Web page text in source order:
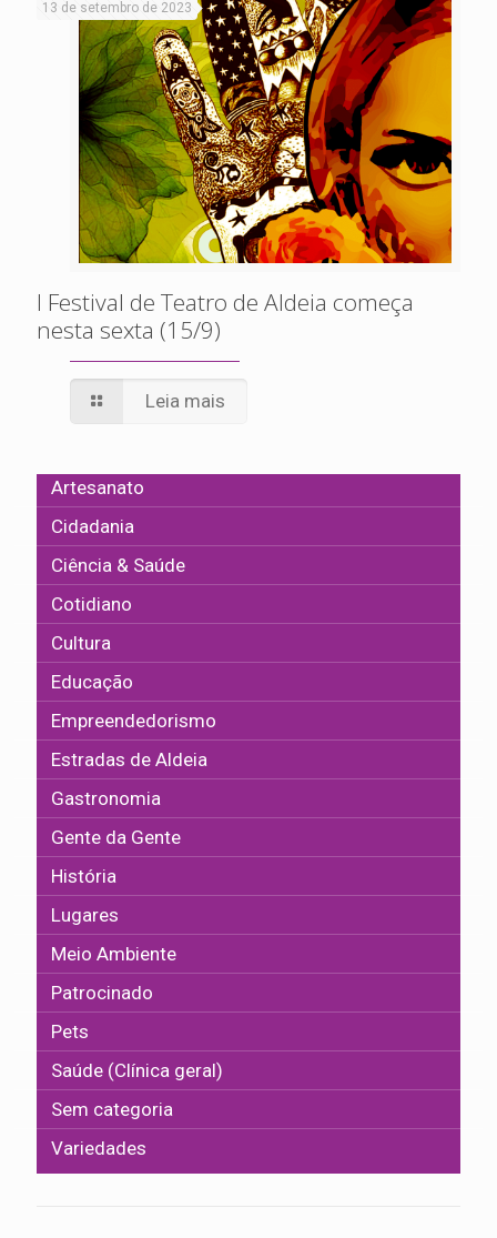
13 de setembro de 2023
I Festival de Teatro de Aldeia começa
nesta sexta (15/9)
Leia mais
Artesanato
Cidadania
Ciência & Saúde
Cotidiano
Cultura
Educação
Empreendedorismo
Estradas de Aldeia
Gastronomia
Gente da Gente
História
Lugares
Meio Ambiente
Patrocinado
Pets
Saúde (Clínica geral)
Sem categoria
Variedades